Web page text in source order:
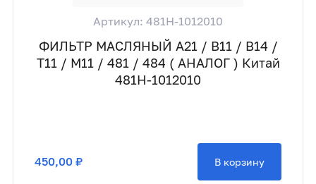
Артикул: 481H-1012010
ФИЛЬТР МАСЛЯНЫЙ A21 / B11 / B14 /
T11 / M11 / 481 / 484 ( АНАЛОГ ) Китай
481H-1012010
450,00 ₽ В корзину